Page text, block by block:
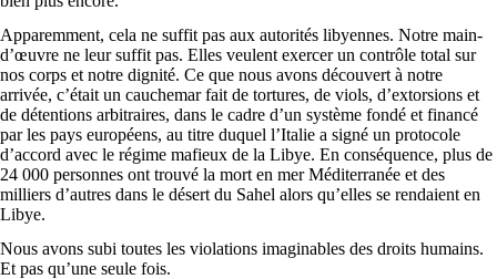
Apparemment, cela ne suffit pas aux autorités libyennes. Notre main-
d’œuvre ne leur suffit pas. Elles veulent exercer un contrôle total sur
nos corps et notre dignité. Ce que nous avons découvert à notre
arrivée, c’était un cauchemar fait de tortures, de viols, d’extorsions et
de détentions arbitraires, dans le cadre d’un système fondé et financé
par les pays européens, au titre duquel l’Italie a signé un protocole
d’accord avec le régime mafieux de la Libye. En conséquence, plus de
24 000 personnes ont trouvé la mort en mer Méditerranée et des
milliers d’autres dans le désert du Sahel alors qu’elles se rendaient en
Libye.
Nous avons subi toutes les violations imaginables des droits humains.
Et pas qu’une seule fois.